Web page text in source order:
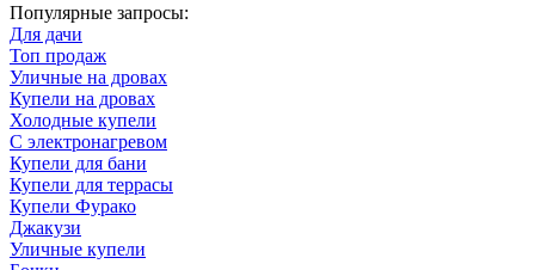
Популярные запросы:
Для дачи
Топ продаж
Уличные на дровах
Купели на дровах
Холодные купели
С электронагревом
Купели для бани
Купели для террасы
Купели Фурако
Джакузи
Уличные купели